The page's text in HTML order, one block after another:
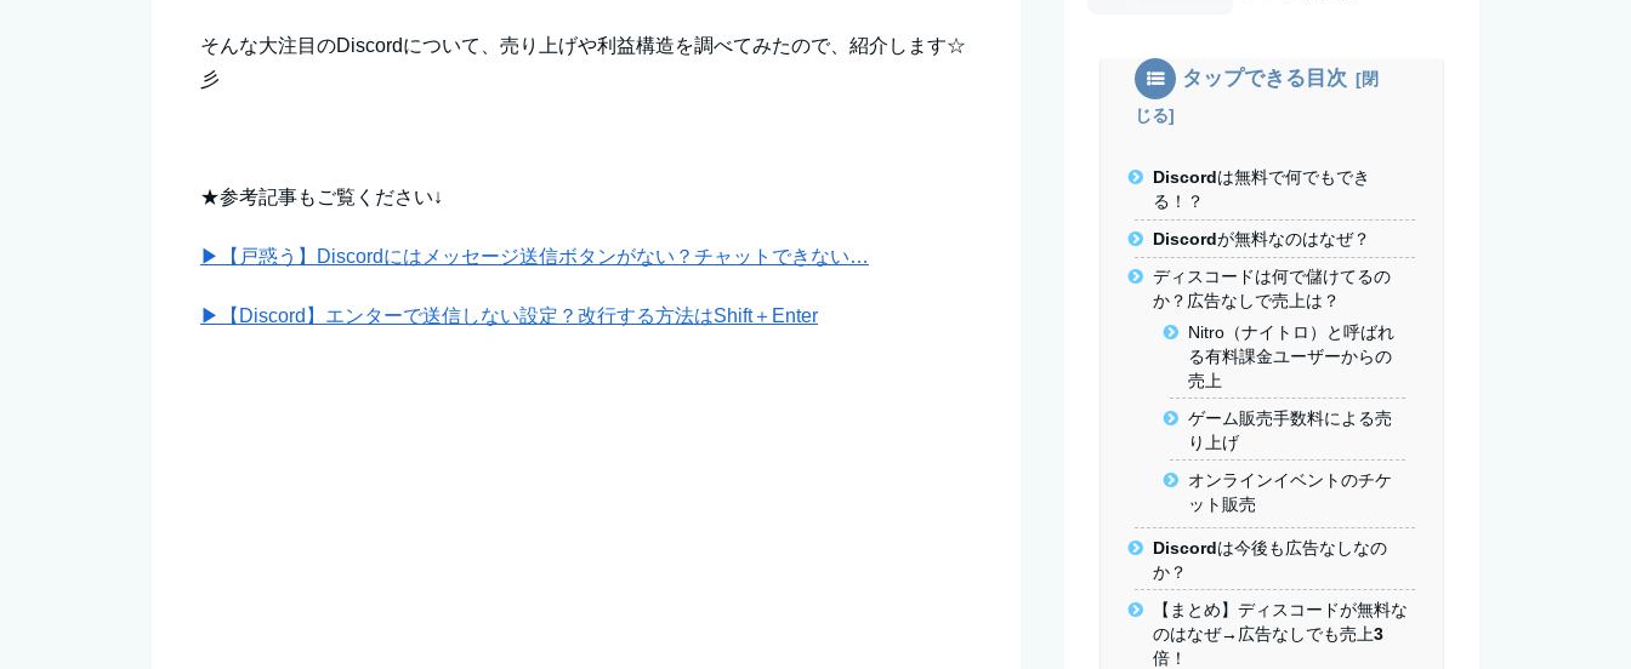
そんな大注目のDiscordについて、売り上げや利益構造を調べてみたので、紹介します☆
彡
★参考記事もご覧ください↓
▶【戸惑う】Discordにはメッセージ送信ボタンがない？チャットできない…
▶【Discord】エンターで送信しない設定？改行する方法はShift＋Enter
タップできる目次
Discordは無料で何でもでき
る！？
Discordが無料なのはなぜ？
ディスコードは何で儲けてるの
か？広告なしで売上は？
Nitro（ナイトロ）と呼ばれ
る有料課金ユーザーからの
売上
ゲーム販売手数料による売
り上げ
オンラインイベントのチケ
ット販売
Discordは今後も広告なしなの
か？
【まとめ】ディスコードが無料な
のはなぜ→広告なしでも売上3
倍！